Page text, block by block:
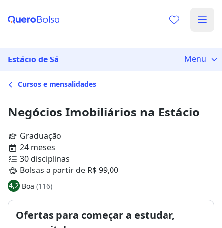
Estácio de Sá Menu
Cursos e mensalidades
Negócios Imobiliários na Estácio
Graduação
24 meses
30 disciplinas
Bolsas a partir de R$ 99,00
4,2 Boa (116)
Ofertas para começar a estudar,